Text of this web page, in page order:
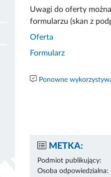
Uwagi do oferty można
formularzu (skan z
Oferta
Formularz
Ponowne
METKA:
Podmiot publikujący:
Osoba odpowiedzialna: